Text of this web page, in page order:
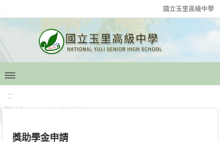
國立玉里高級中學
:::
獎助學金申請